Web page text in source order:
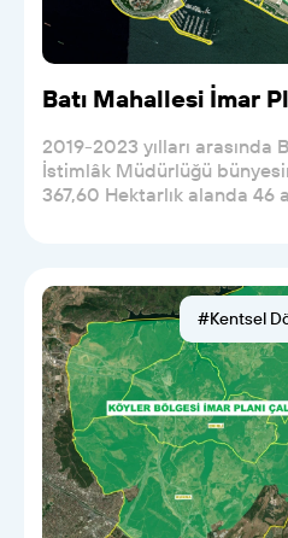
Batı Mahallesi İmar
2019-2023 yılları arasında
İstimlâk Müdürlüğü
367,60 Hektarlık alanda 46
#Kentsel